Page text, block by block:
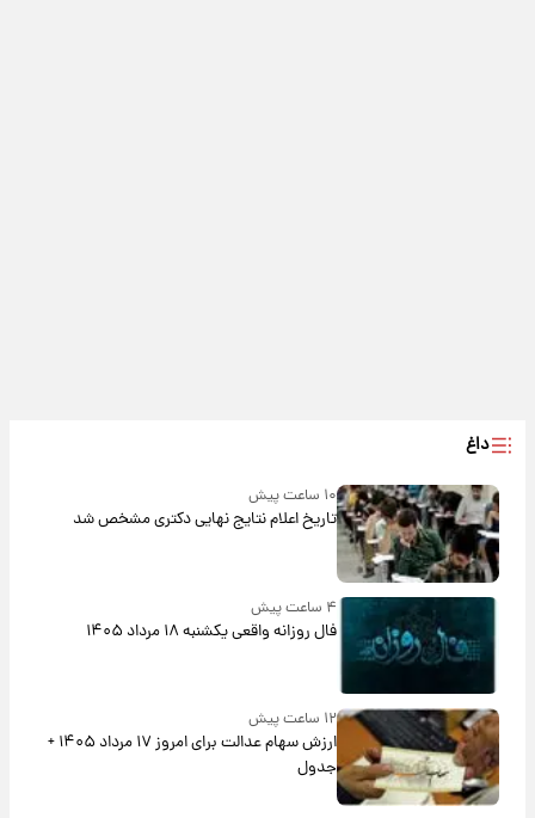
داغ
۱۰ ساعت پیش
تاریخ اعلام نتایج نهایی دکتری مشخص شد
۴ ساعت پیش
فال روزانه واقعی یکشنبه ۱۸ مرداد ۱۴۰۵
۱۲ ساعت پیش
ارزش سهام عدالت برای امروز ۱۷ مرداد ۱۴۰۵ +
جدول